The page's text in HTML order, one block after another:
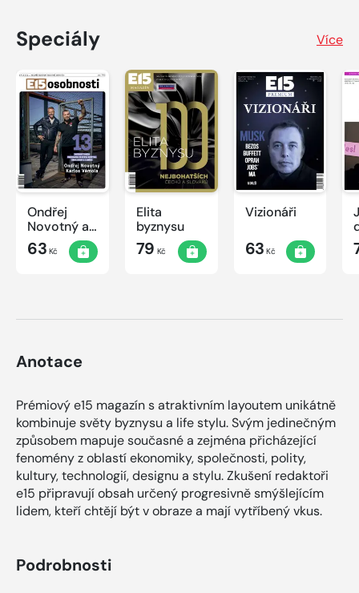
Speciály Více
Ondřej
Novotný a
Karlos
Vémola
63 Kč
Elita
byznysu
79 Kč
Vizionáři
63 Kč
Anotace
Prémiový e15 magazín s atraktivním layoutem unikátně
kombinuje světy byznysu a life stylu. Svým jedinečným
způsobem mapuje současné a zejména přicházející
fenomény z oblastí ekonomiky, společnosti, polity,
kultury, technologií, designu a stylu. Zkušení redaktoři
e15 připravují obsah určený progresivně smýšlejícím
lidem, kteří chtějí být v obraze a mají vytříbený vkus.
Podrobnosti